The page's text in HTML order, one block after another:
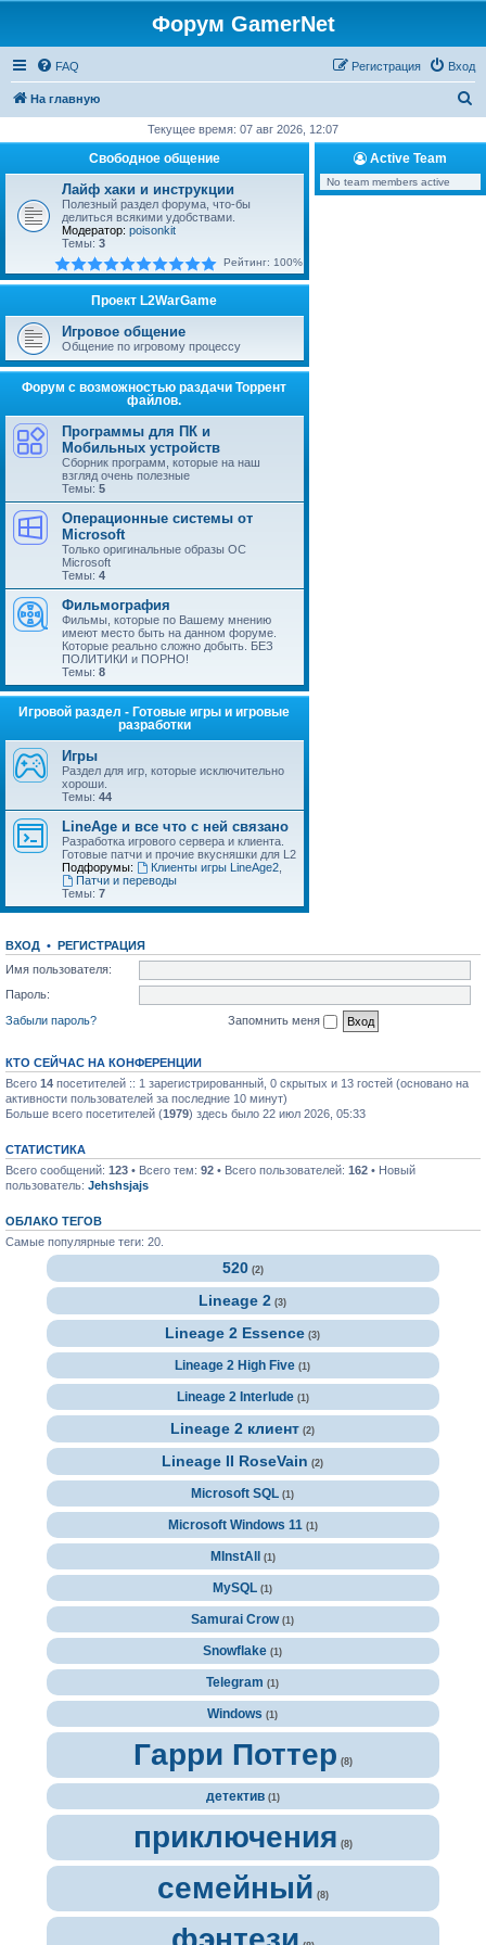
Форум GamerNet
FAQ Вход
Регистрация
На главную
с
Текущее время: 07 авг 2026, 12:07
Свободное общение
Лайф хаки и инструкции
Полезный раздел форума, что-бы
делиться всякими удобствами.
Модератор: poisonkit
Темы: 3
Рейтинг: 100%
Проект L2WarGame
Игровое общение
Общение по игровому процессу
Форум с возможностью раздачи Торрент
файлов.
Программы для ПК и
Мобильных устройств
Сборник программ, которые на наш
взгляд очень полезные
Темы: 5
Операционные системы от
Microsoft
Только оригинальные образы ОС
Microsoft
Темы: 4
Фильмография
Фильмы, которые по Вашему мнению
имеют место быть на данном форуме.
Которые реально сложно добыть. БЕЗ
ПОЛИТИКИ и ПОРНО!
Темы: 8
Игровой раздел - Готовые игры и игровые
разработки
Игры
Раздел для игр, которые исключительно
хороши.
Темы: 44
LineAge и все что с ней связано
Разработка игрового сервера и клиента.
Готовые патчи и прочие вкусняшки для L2
Подфорумы:
Клиенты игры LineAge2,
Патчи и переводы
Темы: 7
Active Team
No team members active
ВХОД • РЕГИСТРАЦИЯ
Имя пользователя:
Пароль:
Забыли пароль?
Запомнить меня
КТО СЕЙЧАС НА КОНФЕРЕНЦИИ
Всего 14 посетителей :: 1 зарегистрированный, 0 скрытых и 13 гостей (основано на
активности пользователей за последние 10 минут)
Больше всего посетителей (1979) здесь было 22 июл 2026, 05:33
СТАТИСТИКА
Всего сообщений: 123 • Всего тем: 92 • Всего пользователей: 162 • Новый
пользователь: Jehshsjajs
ОБЛАКО ТЕГОВ
Самые популярные теги: 20.
520 (2)
Lineage 2 (3)
Lineage 2 Essence (3)
Lineage 2 High Five (1)
Lineage 2 Interlude (1)
Lineage 2 клиент (2)
Lineage II RoseVain (2)
Microsoft SQL (1)
Microsoft Windows 11 (1)
MInstAll (1)
MySQL (1)
Samurai Crow (1)
Snowflake (1)
Telegram (1)
Windows (1)
Гарри Поттер (8)
детектив (1)
приключения (8)
семейный (8)